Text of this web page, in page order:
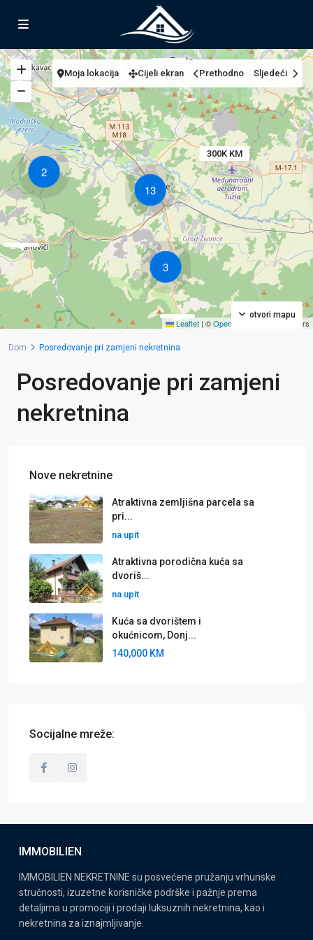
2
300K KM
3
13
Leaflet | ©OpenStreetMap contributors
otvori mapu
Moja lokacija Cijeli ekran Prethodno Sljedeći
Dom Posredovanje pri zamjeni nekretnina
Posredovanje pri zamjeni
nekretnina
Nove nekretnine
Atraktivna zemljišna parcela sa
pri...
na upit
Atraktivna porodična kuća sa
dvoriš...
na upit
Kuća sa dvorištem i
okućnicom, Donj...
140,000 KM
Socijalne mreže:
IMMOBILIEN
IMMOBILIEN NEKRETNINE su posvećene pružanju vrhunske
stručnosti, izuzetne korisničke podrške i pažnje prema
detaljima u promociji i prodaji luksuznih nekretnina, kao i
nekretnina za iznajmljivanje.